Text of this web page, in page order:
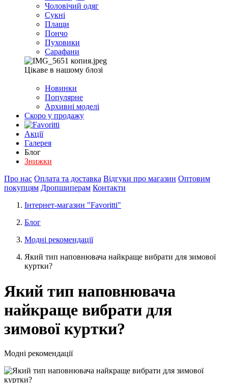
Чоловічий одяг
Сукні
Плащи
Пончо
Пуховики
Сарафани
Цікаве в нашому блозі
Новинки
Популярне
Архивні моделі
Скоро у продажу
Акції
Галерея
Блог
Знижки
Про нас Оплата та доставка Відгуки про магазин Оптовим
покупцям Дропшиперам Контакти
Інтернет-магазин "Favoritti"
Блог
Модні рекомендації
Який тип наповнювача найкраще вибрати для зимової
куртки?
Який тип наповнювача
найкраще вибрати для
зимової куртки?
Модні рекомендації